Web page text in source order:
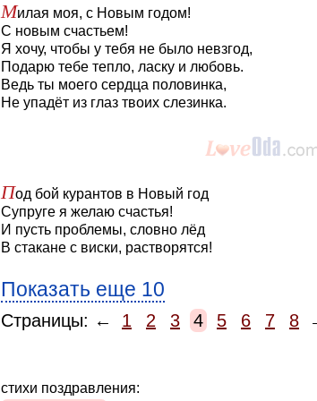
Милая моя, с Новым годом!
С новым счастьем!
Я хочу, чтобы у тебя не было невзгод,
Подарю тебе тепло, ласку и любовь.
Ведь ты моего сердца половинка,
Не упадёт из глаз твоих слезинка.
Под бой курантов в Новый год
Супруге я желаю счастья!
И пусть проблемы, словно лёд
В стакане с виски, растворятся!
Показать еще 10
Страницы: ← 1 2 3 4 5 6 7 8
стихи поздравления: